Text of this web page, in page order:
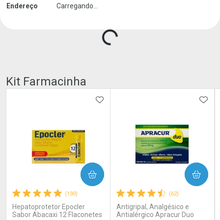
Endereço Carregando...
Carregando produtos do seller...
Kit Farmacinha
(130)
Hepatoprotetor Epocler
Sabor Abacaxi 12 Flaconetes
ADICIONAR AOS FAVORITOS
COMPRAR
(62)
Antigripal, Analgésico e
Antialérgico Apracur Duo
COMPRAR